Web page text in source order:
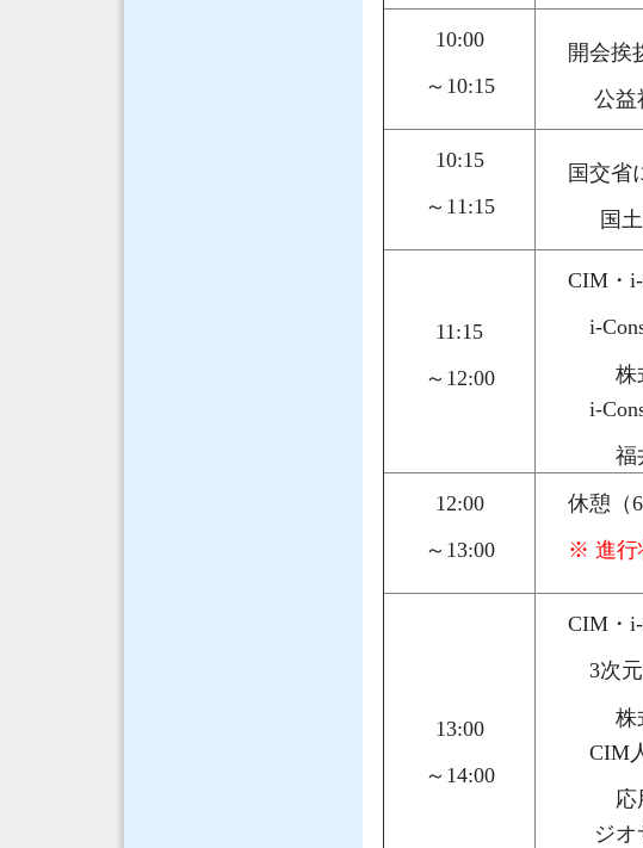
10:00
～10:15
開会挨
公
10:15
～11:15
国交省
国
11:15
～12:00
CIM・i-
i-
株
i-
福
12:00
～13:00
休憩（
※ 進行
13:00
～14:00
CIM・i-
3次元
株
CIM人
応
ジ